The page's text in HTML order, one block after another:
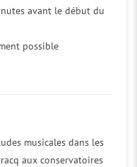
avant le début du
possible
musicales dans les
aux conservatoires